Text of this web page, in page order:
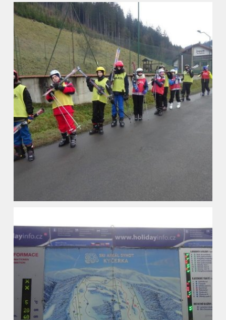
Základní škola
ZŠ speciální
ZŠ a MŠ při nemocnici
Školní družina
Fotogalerie
Kalendář akcí
Aktuality
Vyhledávání na webu